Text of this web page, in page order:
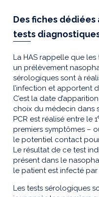
Des fiches
tests
La HAS rappelle que les
un prélèvement
sérologiques sont à
l’infection et apportent
C’est la date
choix du médecin dans
PCR est réalisé entre le 1
premiers symptômes –
le potentiel contact
Le résultat de ce test
présent dans le
le patient est infecté par
Les tests sérologiques